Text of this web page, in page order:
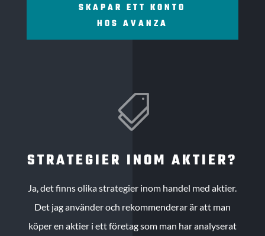
SKAPAR ETT KONTO
HOS AVANZA

STRATEGIER INOM AKTIER?
Ja, det finns olika strategier inom handel med aktier.
Det jag använder och rekommenderar är att man
köper en aktier i ett företag som man har analyserat